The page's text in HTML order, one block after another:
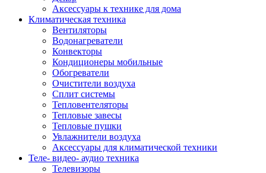
Аксессуары к технике для дома
Климатическая техника
Вентиляторы
Водонагреватели
Конвекторы
Кондиционеры мобильные
Обогреватели
Очистители воздуха
Сплит системы
Тепловентеляторы
Тепловые завесы
Тепловые пушки
Увлажнители воздуха
Аксессуары для климатической техники
Теле- видео- аудио техника
Телевизоры